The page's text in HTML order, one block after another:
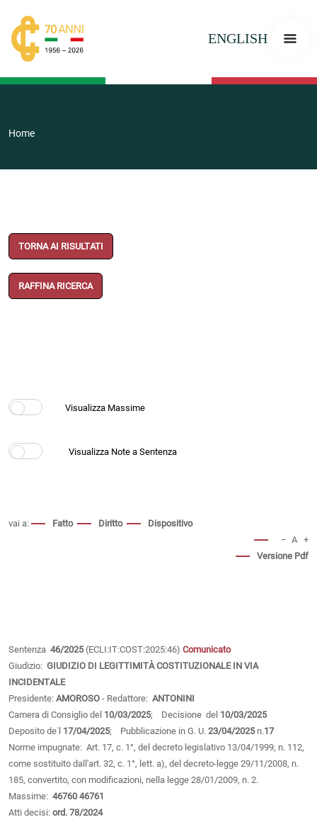
ENGLISH
Home
TORNA AI RISULTATI
RAFFINA RICERCA
vai a: Fatto Diritto
Dispositivo
− A +
Versione Pdf
Sentenza 46/2025(ECLI:IT:COST:2025:46) Comunicato
Giudizio: GIUDIZIO DI LEGITTIMITÀ COSTITUZIONALE IN VIA
INCIDENTALE
Presidente: AMOROSO - Redattore: ANTONINI
Camera di Consiglio del 10/03/2025; Decisione del 10/03/2025
Deposito de˙l 17/04/2025; Pubblicazione in G. U. 23/04/2025n.17
Norme impugnate: Art. 17, c. 1°, del decreto legislativo 13/04/1999, n. 112,
come sostituito dall'art. 32, c. 1°, lett. a), del decreto-legge 29/11/2008, n.
185, convertito, con modificazioni, nella legge 28/01/2009, n. 2.
Massime: 46760 46761
Atti decisi: ord. 78/2024